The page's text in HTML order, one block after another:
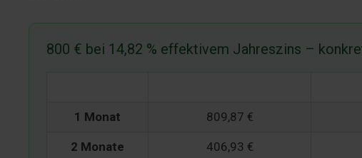
800 € bei 14,82 % effektivem Jahreszins –
1 Monat 809,87 €
2 Monate 406,93 €